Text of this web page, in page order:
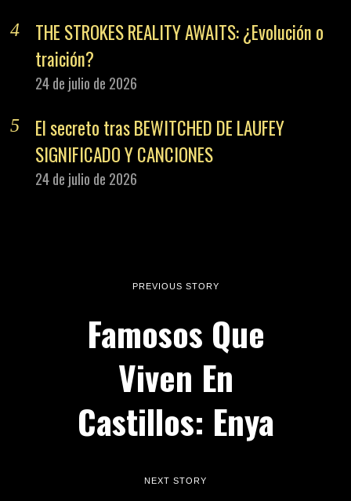
THE STROKES REALITY AWAITS: ¿Evolución o
traición?
24 de julio de 2026
El secreto tras BEWITCHED DE LAUFEY
SIGNIFICADO Y CANCIONES
24 de julio de 2026
PREVIOUS STORY
Famosos Que
Viven En
Castillos: Enya
NEXT STORY